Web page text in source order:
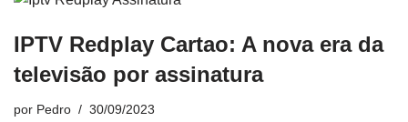
IPTV Redplay Cartao: A nova era da
televisão por assinatura
por Pedro 30/09/2023